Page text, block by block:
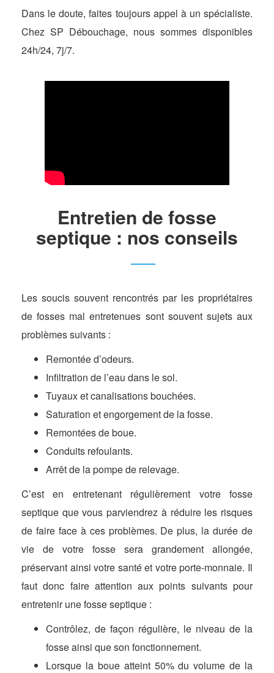
Dans le doute, faites toujours appel à un spécialiste.
Chez SP Débouchage, nous sommes disponibles
24h/24, 7j/7.
Entretien de fosse
septique : nos conseils
Les soucis souvent rencontrés par les propriétaires
de fosses mal entretenues sont souvent sujets aux
problèmes suivants :
Remontée d’odeurs.
Infiltration de l’eau dans le sol.
Tuyaux et canalisations bouchées.
Saturation et engorgement de la fosse.
Remontées de boue.
Conduits refoulants.
Arrêt de la pompe de relevage.
C’est en entretenant régulièrement votre fosse
septique que vous parviendrez à réduire les risques
de faire face à ces problèmes. De plus, la durée de
vie de votre fosse sera grandement allongée,
préservant ainsi votre santé et votre porte-monnaie. Il
faut donc faire attention aux points suivants pour
entretenir une fosse septique :
Contrôlez, de façon régulière, le niveau de la
fosse ainsi que son fonctionnement.
Lorsque la boue atteint 50% du volume de la